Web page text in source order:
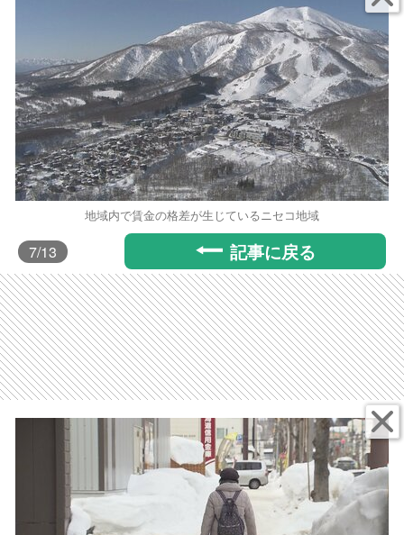
地域内で賃金の格差が生じているニセコ地域
7/13 記事に戻る